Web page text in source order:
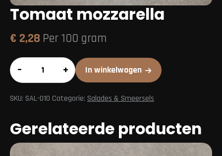
Tomaat mozzarella
€ 2,28 Per 100 gram
Tomaat
mozzarella
aantal
– + In winkelwagen
SKU: SAL-010 Categorie: Salades & Smeersels
Gerelateerde producten